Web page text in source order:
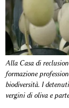
Alla Casa di
formazione
biodiversità. I
vergini di oliva e